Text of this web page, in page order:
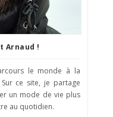
Arnaud !
le monde à la
ce site, je partage
un mode de vie plus
au quotidien.